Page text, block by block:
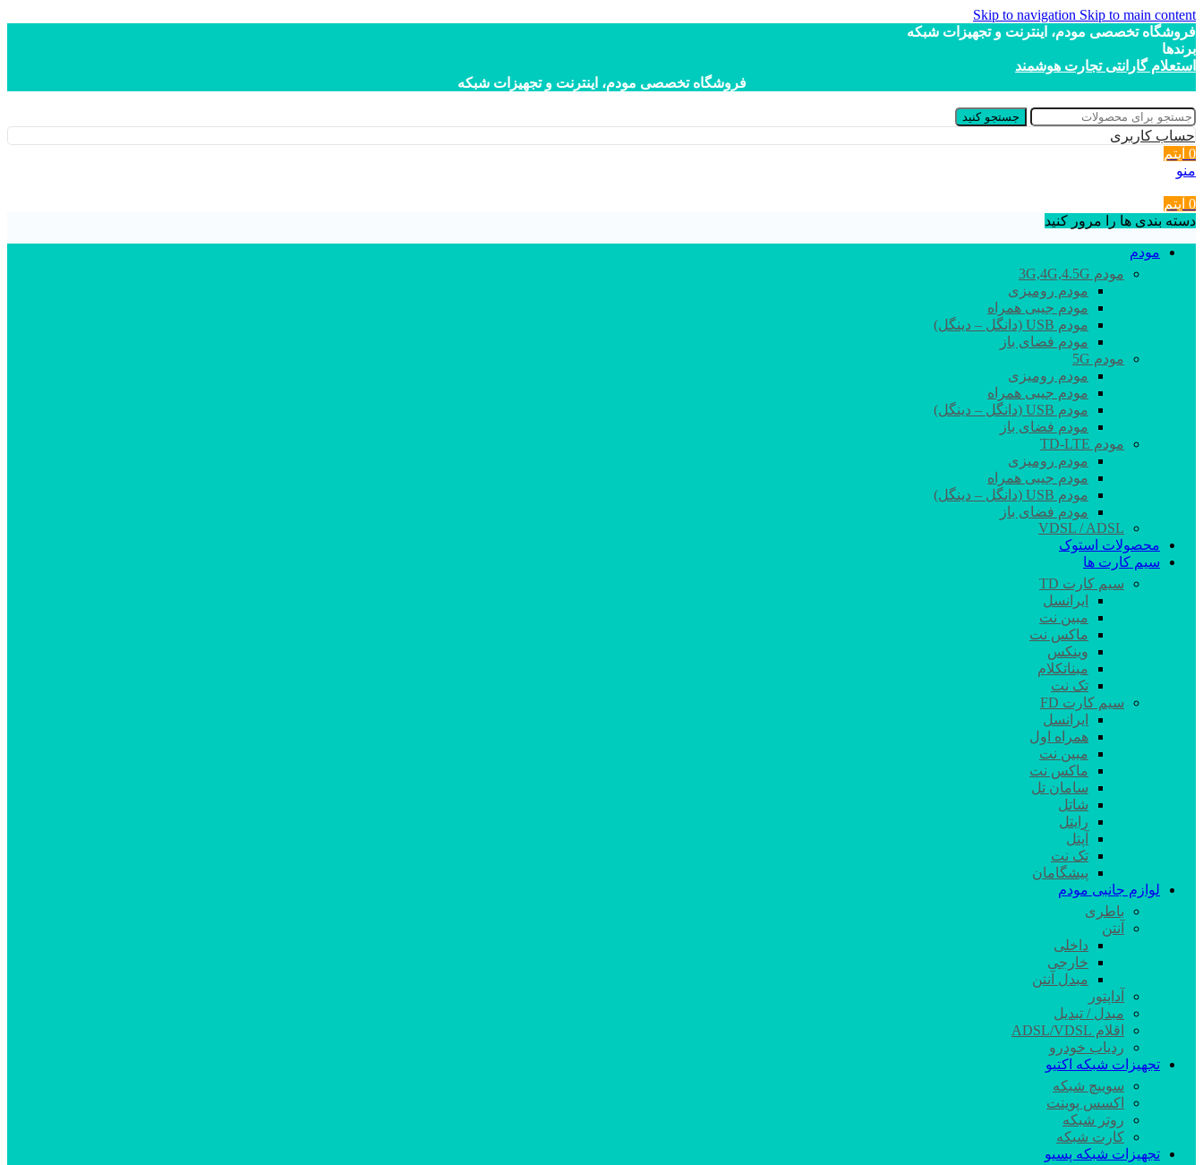
Skip to navigation Skip to main content
فروشگاه تخصصی مودم، اینترنت و تجهیزات شبکه
برندها
استعلام گارانتی تجارت هوشمند
فروشگاه تخصصی مودم، اینترنت و تجهیزات شبکه
جستجو کنید
حساب کاربری
0 آیتم
منو
0 آیتم
دسته بندی ها را مرور کنید
مودم
مودم 3G,4G,4.5G
مودم رومیزی
مودم جیبی همراه
مودم USB (دانگل – دینگل)
مودم فضای باز
مودم 5G
مودم رومیزی
مودم جیبی همراه
مودم USB (دانگل – دینگل)
مودم فضای باز
مودم TD-LTE
مودم رومیزی
مودم جیبی همراه
مودم USB (دانگل – دینگل)
مودم فضای باز
VDSL / ADSL
محصولات استوک
سیم کارت ها
سیم کارت TD
ایرانسل
مبین نت
ماکس نت
وینکس
مبناتکلام
تک نت
سیم کارت FD
ایرانسل
همراه اول
مبین نت
ماکس نت
سامان تل
شاتل
رایتل
آپتل
تک نت
پیشگامان
لوازم جانبی مودم
باطری
آنتن
داخلی
خارجی
مبدل آنتن
آداپتور
مبدل / تبدیل
اقلام ADSL/VDSL
ردیاب خودرو
تجهیزات شبکه اکتیو
سوییچ شبکه
اکسس پوینت
روتر شبکه
کارت شبکه
تجهیزات شبکه پسیو